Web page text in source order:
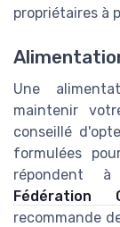
propriétaires à
Une
maintenir
conseillé
formulées
répondent
Fédération
recommande